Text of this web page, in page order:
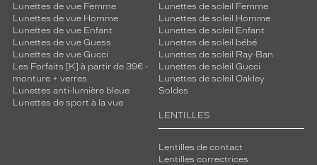
Lunettes de vue Femme
Lunettes de vue Homme
Lunettes de vue Enfant
Lunettes de vue Guess
Lunettes de vue Gucci
Les Forfaits [K] à partir de 39€ -
monture + verres
Lunettes anti-lumière bleue
Lunettes de sport à la vue
Lunettes de soleil Femme
Lunettes de soleil Homme
Lunettes de soleil Enfant
Lunettes de soleil bébé
Lunettes de soleil Ray-Ban
Lunettes de soleil Gucci
Lunettes de soleil Oakley
Soldes
LENTILLES
Lentilles de contact
Lentilles correctrices